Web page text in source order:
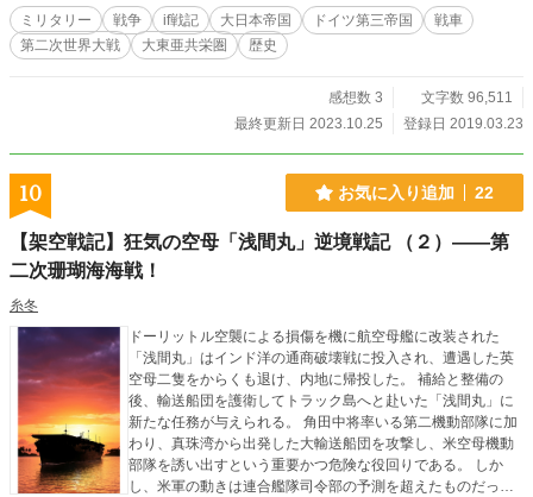
本帝国の2視点で進んでいく｡現代では有り得なかった様々なイフが含まれる｡そ
れを楽しんで貰えたらと思う。 またこの小説はいかなる思想を賛美､賞賛するも
のでは無い｡ この小説は現代とは似て非なるもの｡登場人物は史実には沿わない
もしれません。 【重要】 不定期更新｡超絶不定期更新です｡
ミリタリー 戦争 if戦記 大日本帝国 ドイツ第三帝国
戦車
第二次世界大戦
大東亜共栄圏 歴史
感想数 3
文字数 96,511
最終更新日 2023.10.25
登録日 2019.03.23
10 お気に入り追加 22
【架空戦記】狂気の空母「浅間丸」逆境戦記 （２）――第
二次珊瑚海海戦！
糸冬
ドーリットル空襲による損傷を機に航空母艦に改装された
「浅間丸」はインド洋の通商破壊戦に投入され、遭遇した英
空母二隻をからくも退け、内地に帰投した。 補給と整備の
後、輸送船団を護衛してトラック島へと赴いた「浅間丸」に
新たな任務が与えられる。 角田中将率いる第二機動部隊に加
わり、真珠湾から出発した大輸送船団を攻撃し、米空母機動
部隊を誘い出すという重要かつ危険な役回りである。 しか
し、米軍の動きは連合艦隊司令部の予測を超えたものだった